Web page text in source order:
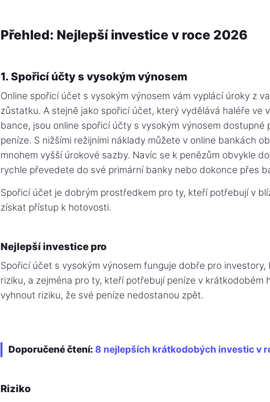
Přehled: Nejlepší investice v roce 2026
1. Spořicí účty s vysokým výnosem
Online spořicí účet s vysokým výnosem vám vyplácí úroky z
zůstatku. A stejně jako spořicí účet, který vydělává haléře ve
bance, jsou online spořicí účty s vysokým výnosem dostupné
peníze. S nižšími režijními náklady můžete v online bankách
mnohem vyšší úrokové sazby. Navíc se k penězům obvykle
rychle převedete do své primární banky nebo dokonce přes
Spořicí účet je dobrým prostředkem pro ty, kteří potřebují v
získat přístup k hotovosti.
Nejlepší investice pro
Spořicí účet s vysokým výnosem funguje dobře pro investory,
riziku, a zejména pro ty, kteří potřebují peníze v krátkodobém
vyhnout riziku, že své peníze nedostanou zpět.
Doporučené čtení: 8 nejlepších krátkodobých investic v
Riziko